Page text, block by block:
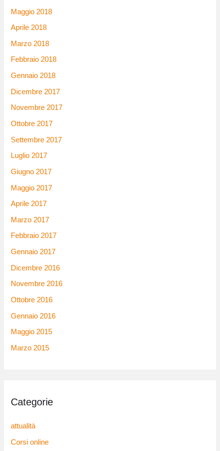
Maggio 2018
Aprile 2018
Marzo 2018
Febbraio 2018
Gennaio 2018
Dicembre 2017
Novembre 2017
Ottobre 2017
Settembre 2017
Luglio 2017
Giugno 2017
Maggio 2017
Aprile 2017
Marzo 2017
Febbraio 2017
Gennaio 2017
Dicembre 2016
Novembre 2016
Ottobre 2016
Gennaio 2016
Maggio 2015
Marzo 2015
Categorie
attualità
Corsi online